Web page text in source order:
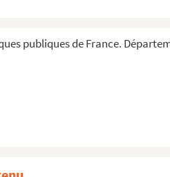
publiques de France.
principes y embaxador...
» : extrait des mém...
roy François Ier de Franc...
de l'empereur Charle...